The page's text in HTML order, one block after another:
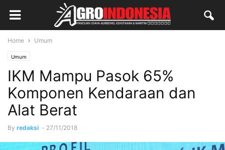
Home Umum
Umum
IKM Mampu Pasok 65%
Komponen Kendaraan dan
Alat Berat
By redaksi - 27/11/2018